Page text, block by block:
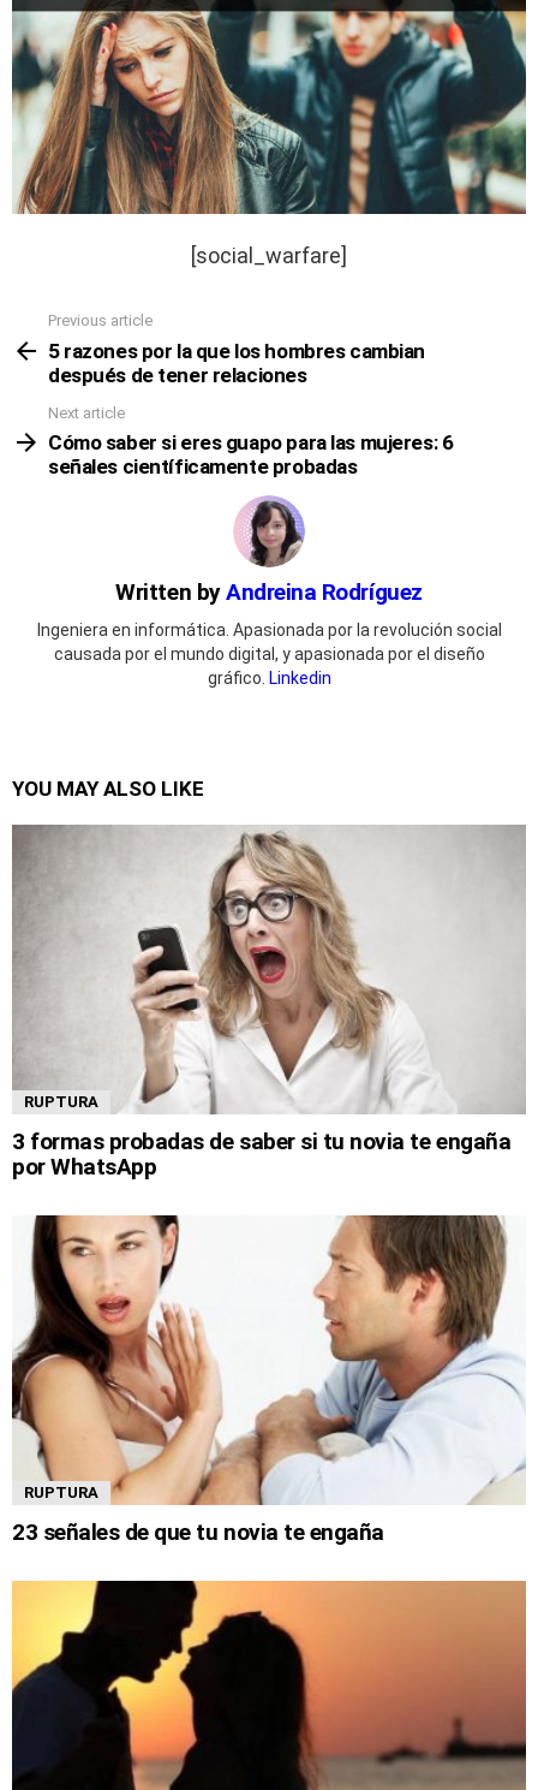
[social_warfare]
more
Previous article
5 razones por la que los hombres cambian
después de tener relaciones
Next article
Cómo saber si eres guapo para las mujeres: 6
señales científicamente probadas
Written byAndreina Rodríguez
Ingeniera en informática. Apasionada por la revolución social
causada por el mundo digital, y apasionada por el diseño
gráfico. Linkedin
YOU MAY ALSO LIKE
RUPTURA
3 formas probadas de saber si tu novia te engaña
por WhatsApp
RUPTURA
23 señales de que tu novia te engaña